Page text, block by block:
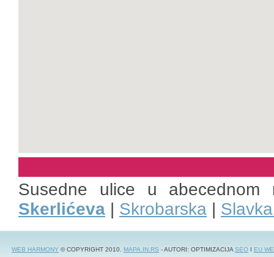
Susedne ulice u abecednom
Skerlićeva | Skrobarska |
WEB HARMONY © COPYRIGHT 2010. MAPA.IN.RS - AUTORI: OPTIMIZACIJASEO I EU